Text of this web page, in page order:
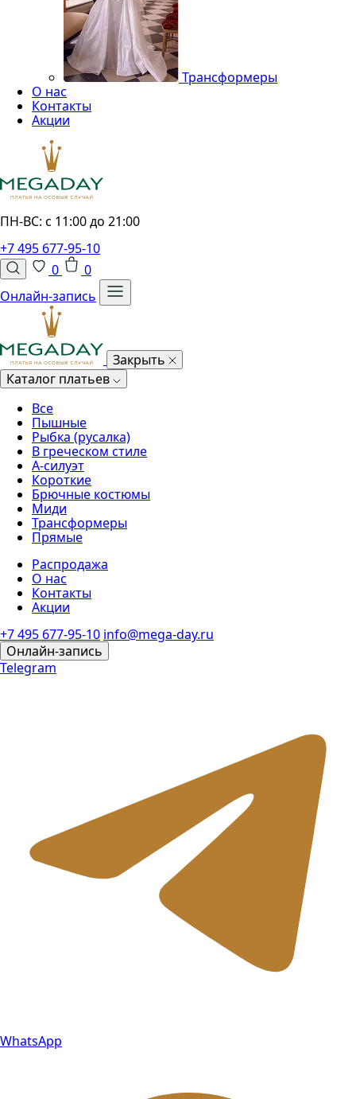
Трансформеры
О нас
Контакты
Акции
ПН-ВС: с 11:00 до 21:00
+7 495 677-95-10
0
0
Онлайн-запись
Закрыть
Каталог платьев
Все
Пышные
Рыбка (русалка)
В греческом стиле
А-силуэт
Короткие
Брючные костюмы
Миди
Трансформеры
Прямые
Распродажа
О нас
Контакты
Акции
+7 495 677-95-10 info@mega-day.ru
Онлайн-запись
Telegram
WhatsApp